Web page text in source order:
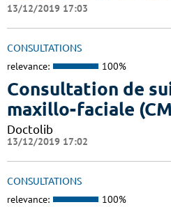
13/12/2019 17:03
CONSULTATIONS
relevance: 100%
Consultation de
maxillo-faciale
Doctolib
13/12/2019 17:02
CONSULTATIONS
relevance: 100%